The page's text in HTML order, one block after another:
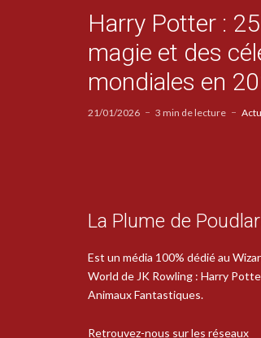
Harry Potter :
magie et des
mondiales en
21/01/2026 3 min de lecture
La Plume de
Est un média 100% dédié au
World de JK Rowling : Harry
Animaux Fantastiques.
Retrouvez-nous sur les réseaux